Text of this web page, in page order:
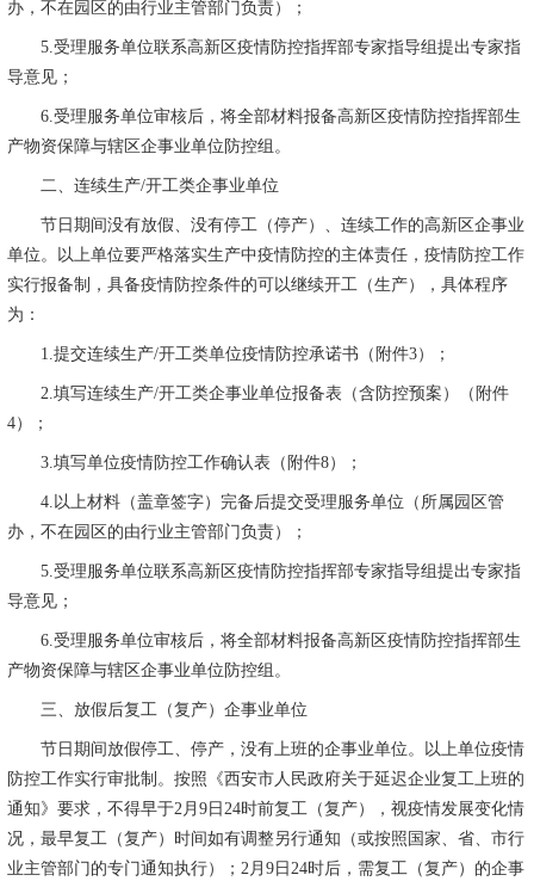
办，不在园区的由行业主管部门负责）；
5. 受理服务单位联系高新区疫情防控指挥部专家指导组提出专家指
导意见；
6. 受理服务单位审核后，将全部材料报备高新区疫情防控指挥部生
产物资保障与辖区企事业单位防控组。
二、连续生产/开工类企事业单位
节日期间没有放假、没有停工（停产）、连续工作的高新区企事业
单位。以上单位要严格落实生产中疫情防控的主体责任，疫情防控工作
实行报备制，具备疫情防控条件的可以继续开工（生产），具体程序
为：
1. 提交连续生产/开工类单位疫情防控承诺书（附件3）；
2. 填写连续生产/开工类企事业单位报备表（含防控预案）（附件
4）；
3. 填写单位疫情防控工作确认表（附件8）；
4. 以上材料（盖章签字）完备后提交受理服务单位（所属园区管
办，不在园区的由行业主管部门负责）；
5. 受理服务单位联系高新区疫情防控指挥部专家指导组提出专家指
导意见；
6. 受理服务单位审核后，将全部材料报备高新区疫情防控指挥部生
产物资保障与辖区企事业单位防控组。
三、放假后复工（复产）企事业单位
节日期间放假停工、停产，没有上班的企事业单位。以上单位疫情
防控工作实行审批制。按照《西安市人民政府关于延迟企业复工上班的
通知》要求，不得早于2 月 9日 24时前复工（复产），视疫情发展变化情
况，最早复工（复产）时间如有调整另行通知（或按照国家、省、市行
业主管部门的专门通知执行）； 2 月 9日 24时后，需复工（复产）的企事